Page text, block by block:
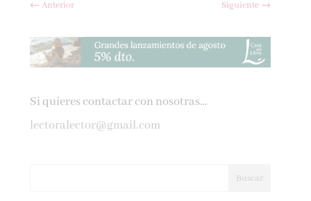
←Anterior Siguiente→
Si quieres contactar con nosotras…
lectoralector@gmail.com